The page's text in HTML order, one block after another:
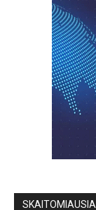
SKAITOMIAUSIA